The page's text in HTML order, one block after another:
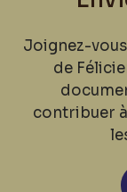
Joignez-
de
contribuer